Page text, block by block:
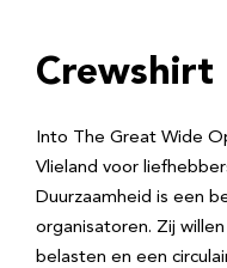
Crewshirt
Into The Great Wide
Vlieland voor
Duurzaamheid is een
organisatoren. Zij
belasten en een